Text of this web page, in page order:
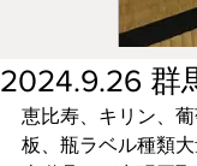
2024.9.26 群
恵比寿、キリン、
板、瓶ラベル種類